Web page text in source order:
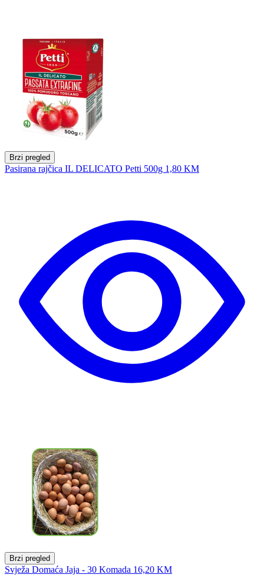
Brzi pregled
Pasirana rajčica IL DELICATO Petti 500g 1,80 KM
Brzi pregled
Svježa Domaća Jaja - 30 Komada 16,20 KM